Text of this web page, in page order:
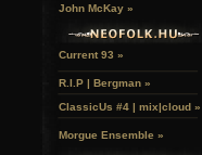
John McKay »
Current 93 »
R.I.P | Bergman »
ClassicUs #4 | mix|cloud »
Morgue Ensemble »